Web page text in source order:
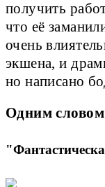
получить
что её
очень
экшена, и
но написано
Одним